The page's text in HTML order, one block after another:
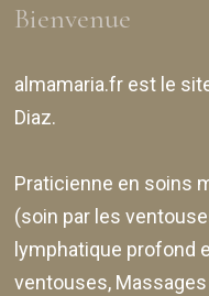
Bienvenue
almamaria.fr est le
Diaz.
Praticienne en soins
(soin par les
lymphatique profond
ventouses,